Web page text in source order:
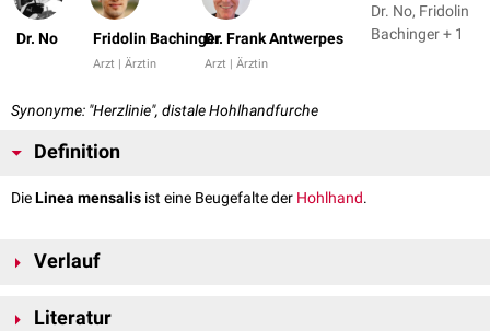
Dr. No Fridolin Bachinger
Arzt | Ärztin
Dr. Frank Antwerpes
Arzt | Ärztin
Dr. No, Fridolin
Bachinger + 1
Synonyme: "Herzlinie", distale Hohlhandfurche
Definition
DieLinea mensalis ist eine Beugefalte der Hohlhand.
Verlauf
die Handfläche und endet zwischen dem
Literatur